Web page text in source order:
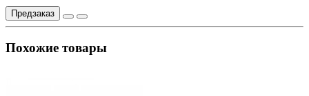
Предзаказ
Похожие товары